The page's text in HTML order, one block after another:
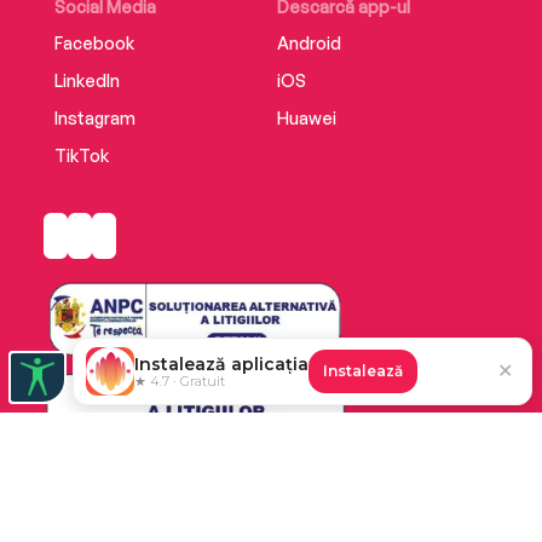
Enemies to lovers 🔥
Cowboy romance 🤠
Readers LOVE The Devil In Blue Jeans!:
'Lovely little romance, and was exactly what I
Social Media
Facebook
LinkedIn
Instagram
TikTok
Descarcă app-ul
Android
iOS
Huawei
Instalează aplicația
★ 4.7 · Gratuit
Instalează ✕